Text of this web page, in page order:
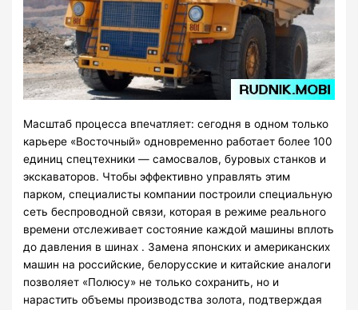
Масштаб процесса впечатляет: сегодня в одном только
карьере «Восточный» одновременно работает более 100
единиц спецтехники — самосвалов, буровых станков и
экскаваторов. Чтобы эффективно управлять этим
парком, специалисты компании построили специальную
сеть беспроводной связи, которая в режиме реального
времени отслеживает состояние каждой машины вплоть
до давления в шинах . Замена японских и американских
машин на российские, белорусские и китайские аналоги
позволяет «Полюсу» не только сохранить, но и
нарастить объемы производства золота, подтверждая